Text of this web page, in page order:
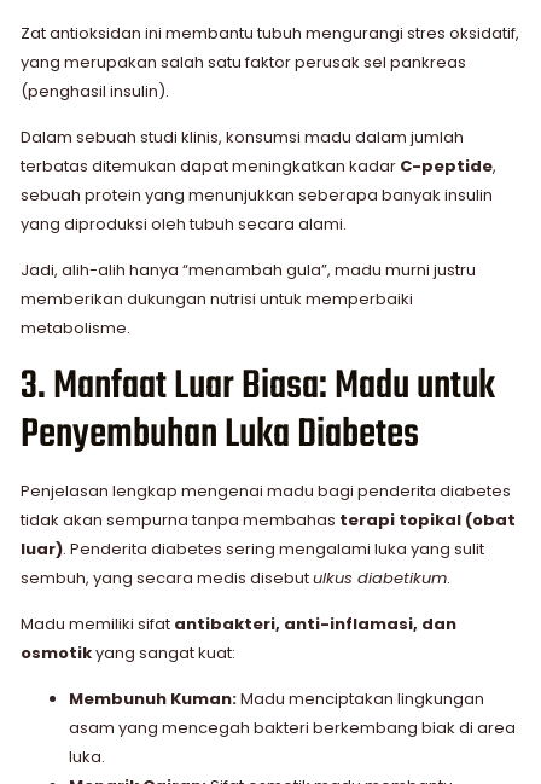
Zat antioksidan ini membantu tubuh mengurangi stres oksidatif,
yang merupakan salah satu faktor perusak sel pankreas
(penghasil insulin).
Dalam sebuah studi klinis, konsumsi madu dalam jumlah
terbatas ditemukan dapat meningkatkan kadar C-peptide,
sebuah protein yang menunjukkan seberapa banyak insulin
yang diproduksi oleh tubuh secara alami.
Jadi, alih-alih hanya “menambah gula”, madu murni justru
memberikan dukungan nutrisi untuk memperbaiki
metabolisme.
3. Manfaat Luar Biasa: Madu untuk
Penyembuhan Luka Diabetes
Penjelasan lengkap mengenai madu bagi penderita diabetes
tidak akan sempurna tanpa membahas terapi topikal (obat
luar). Penderita diabetes sering mengalami luka yang sulit
sembuh, yang secara medis disebutulkus diabetikum.
Madu memiliki sifat antibakteri, anti-inflamasi, dan
osmotikyang sangat kuat:
Membunuh Kuman:Madu menciptakan lingkungan
asam yang mencegah bakteri berkembang biak di area
luka.